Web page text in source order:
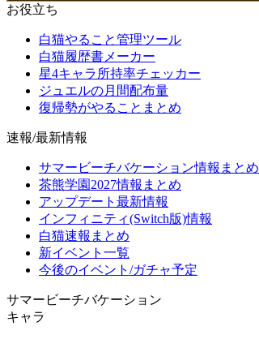
お役立ち
白猫やること管理ツール
白猫履歴書メーカー
星4キャラ所持率チェッカー
ジュエルの月間配布量
復帰勢がやることまとめ
速報/最新情報
サマービーチバケーション情報まとめ
茶熊学園2027情報まとめ
アップデート最新情報
インフィニティ(Switch版)情報
白猫速報まとめ
新イベント一覧
今後のイベント/ガチャ予定
サマービーチバケーション
キャラ